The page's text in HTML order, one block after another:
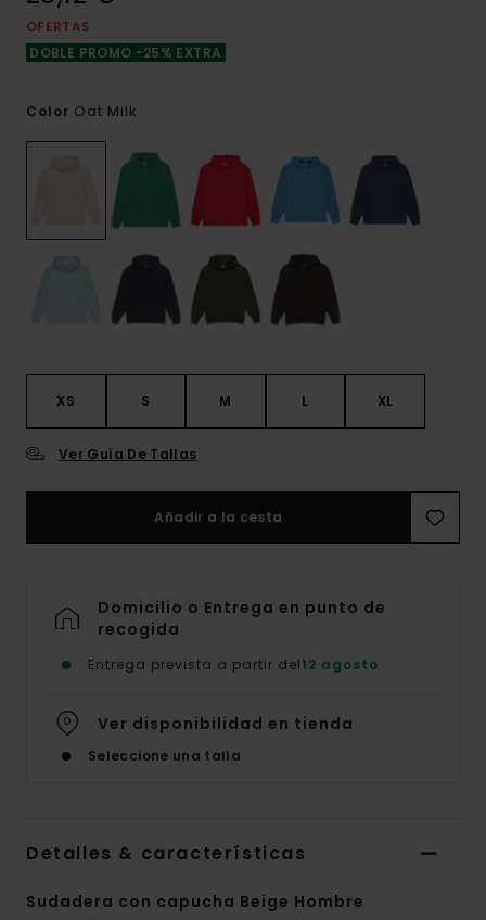
OFERTAS
DOBLE PROMO -25% EXTRA
Color Oat Milk
XS S M L XL
Ver Guía De Tallas
Añadir a la cesta
Domicilio o Entrega en punto de
recogida
Entrega prevista a partir del12 agosto
Ver disponibilidad en tienda
Seleccione una talla
Detalles & características
Sudadera con capucha Beige Hombre